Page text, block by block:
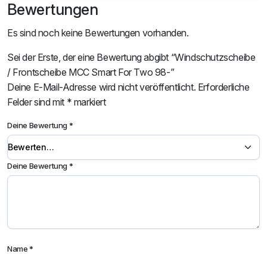
Bewertungen
Es sind noch keine Bewertungen vorhanden.
Sei der Erste, der eine Bewertung abgibt “Windschutzscheibe
/ Frontscheibe MCC Smart For Two 98-”
Deine E-Mail-Adresse wird nicht veröffentlicht. Erforderliche
Felder sind mit * markiert
Deine Bewertung*
Deine Bewertung*
Name*